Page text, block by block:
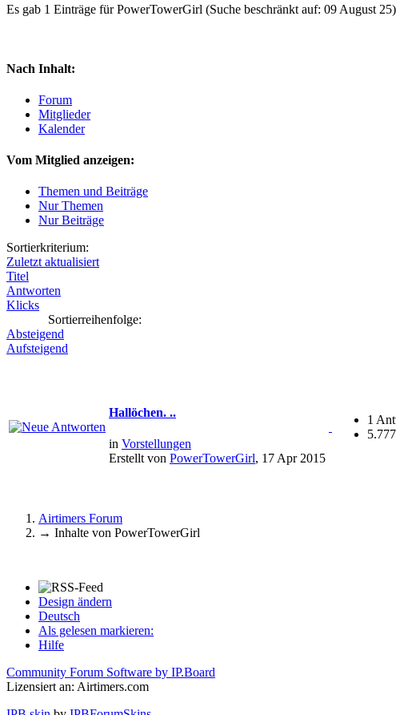
Es gab 1 Einträge für PowerTowerGirl (Suche beschränkt auf: 09 August 25)
Nach Inhalt:
Forum
Mitglieder
Kalender
Vom Mitglied anzeigen:
Themen und Beiträge
Nur Themen
Nur Beiträge
Sortierkriterium:
Zuletzt aktualisiert
Titel
Antworten
Klicks
Sortierreihenfolge:
Absteigend
Aufsteigend
Hallöchen. ..
in Vorstellungen
Erstellt von PowerTowerGirl, 17 Apr 2015
1
Airtimers Forum
→ Inhalte von PowerTowerGirl
Design ändern
Deutsch
Als gelesen markieren:
Hilfe
Community Forum Software by IP.Board
Lizensiert an: Airtimers.com